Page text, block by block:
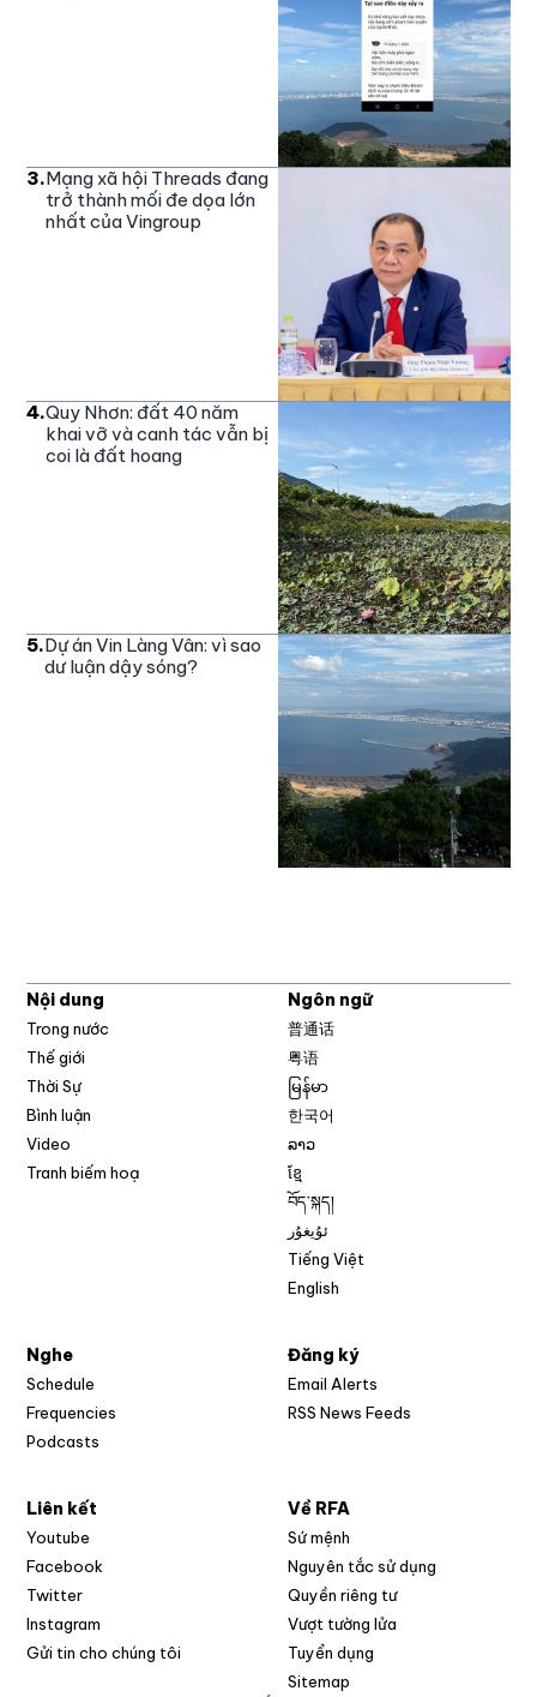
3.Mạng xã hội Threads đang
trở thành mối đe dọa lớn
nhất của Vingroup
4.Quy Nhơn: đất 40 năm
khai vỡ và canh tác vẫn bị
coi là đất hoang
5.Dự án Vin Làng Vân: vì sao
dư luận dậy sóng?
Nội dung
Trong nước
Thế giới
Thời Sự
Bình luận
Video
Tranh biếm hoạ
Ngôn ngữ
普通话
粤语
မြန်မာ
한국어
ລາວ
ខ្មែ
བོད་སྐད།
ئۇيغۇر
Tiếng Việt
English
Nghe
Schedule
Frequencies
Podcasts
Đăng ký
Email Alerts
RSS News Feeds
Liên kết
Youtube
Facebook
Twitter
Instagram
Gửi tin cho chúng tôi
Về RFA
Sứ mệnh
Nguyên tắc sử dụng
Quyền riêng tư
Vượt tường lửa
Tuyển dụng
Sitemap